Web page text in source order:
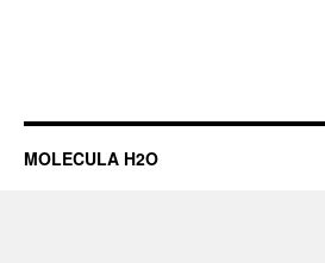
MOLECULA H2O